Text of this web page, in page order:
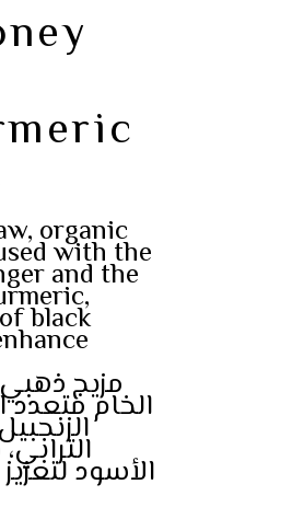
organic
with the
and the
black
مزيج
الخام متعدد
الأسود